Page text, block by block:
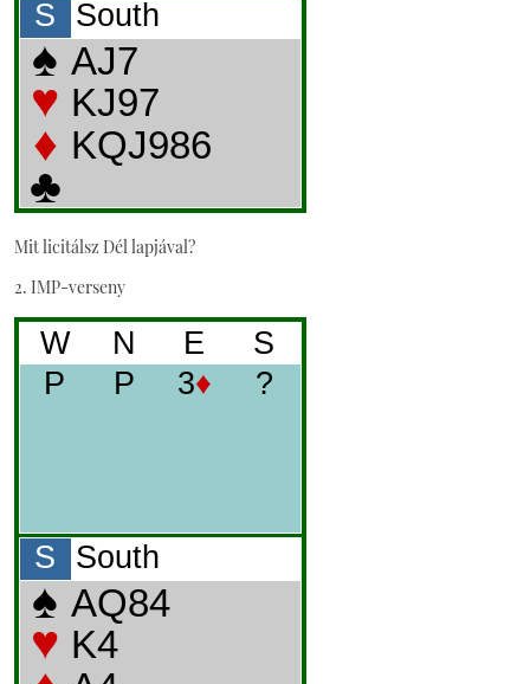
Mit licitálsz Dél lapjával?
2. IMP-verseny